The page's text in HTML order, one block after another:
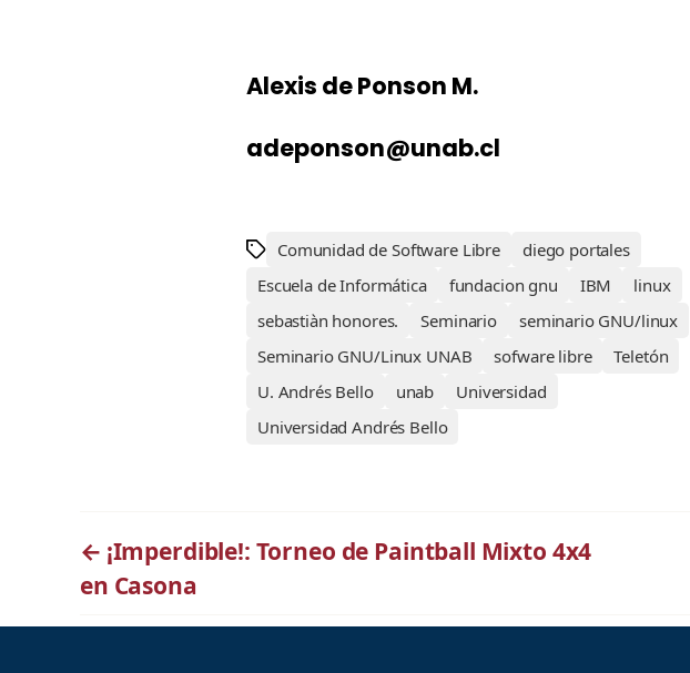
Alexis de Ponson M.
adeponson@unab.cl
Comunidad de Software Libre
diego portales
Escuela de Informática
fundacion gnu IBM
linux
sebastiàn honores.
Seminario
seminario GNU/linux
Seminario GNU/Linux UNAB
sofware libre
Teletón
U. Andrés Bello
unab
Universidad
Universidad Andrés Bello
← ¡Imperdible!: Torneo de Paintball Mixto 4x4
en Casona